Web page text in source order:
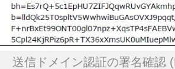
送信ドメイン認証の署名確認